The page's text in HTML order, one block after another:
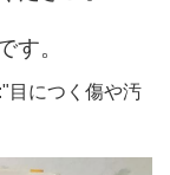
す。
目につく傷や汚